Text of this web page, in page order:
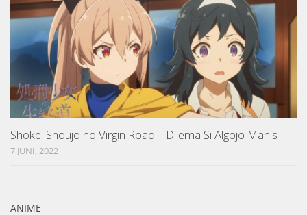
Shokei Shoujo no Virgin Road – Dilema Si Algojo Manis
7 JUNI, 2022
ANIME